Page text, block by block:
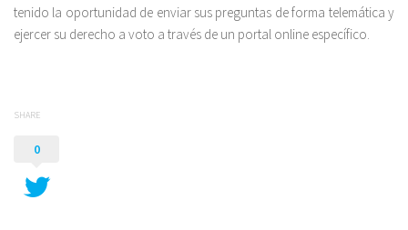
tenido la oportunidad de enviar sus preguntas de forma telemática y
ejercer su derecho a voto a través de un portal online específico.
SHARE
0